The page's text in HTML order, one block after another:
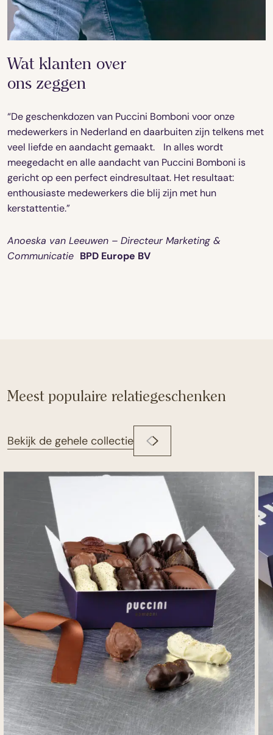
Wat klanten over
ons zeggen
“De geschenkdozen van Puccini Bomboni voor onze
medewerkers in Nederland en daarbuiten zijn telkens met
veel liefde en aandacht gemaakt. In alles wordt
meegedacht en alle aandacht van Puccini Bomboni is
gericht op een perfect eindresultaat. Het resultaat:
enthousiaste medewerkers die blij zijn met hun
kerstattentie.”
Anoeska van Leeuwen – Directeur Marketing &
Communicatie BPD Europe BV
Meest populaire relatiegeschenken
Bekijk de gehele collectie